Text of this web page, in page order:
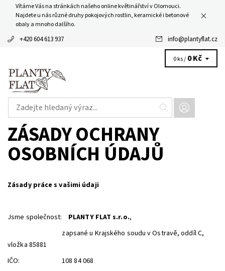
Vítáme Vás na stránkách našeho online květinářství v Olomouci.
Najdete u nás různé druhy pokojových rostlin, keramické i betonové
obaly a mnoho dalšího.
+420 604 613 937 info@plantyflat.cz
0 ks / 0 Kč
ZÁSADY OCHRANY
OSOBNÍCH ÚDAJŮ
Zásady práce s vašimi údaji
Jsme společnost: PLANTY FLAT s.r.o.,
zapsané u Krajského soudu v Ostravě, oddíl C,
vložka 85881
IČO: 108 84 068